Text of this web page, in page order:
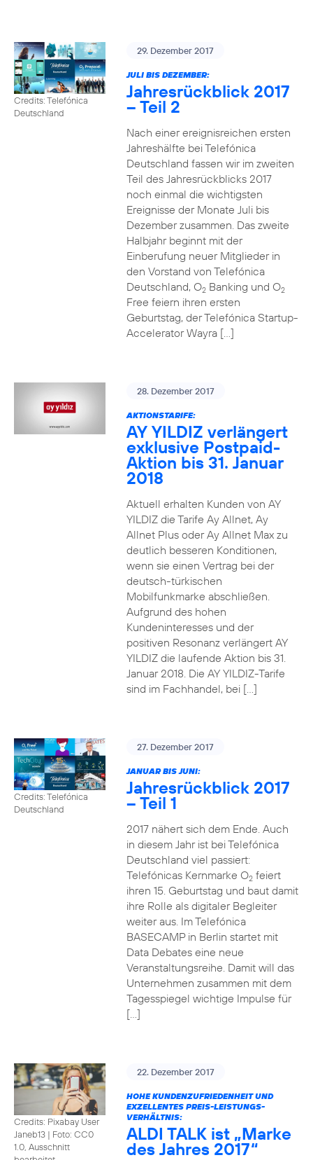
Credits: Telefónica
Deutschland
29. Dezember 2017
JULI BIS DEZEMBER:
Jahresrückblick 2017
– Teil 2
Nach einer ereignisreichen ersten
Jahreshälfte bei Telefónica
Deutschland fassen wir im zweiten
Teil des Jahresrückblicks 2017
noch einmal die wichtigsten
Ereignisse der Monate Juli bis
Dezember zusammen. Das zweite
Halbjahr beginnt mit der
Einberufung neuer Mitglieder in
den Vorstand von Telefónica
Deutschland, O2Banking und O2
Free feiern ihren ersten
Geburtstag, der Telefónica Startup-
Accelerator Wayra […]
28. Dezember 2017
AKTIONSTARIFE:
AY YILDIZ verlängert
exklusive Postpaid-
Aktion bis 31. Januar
2018
Aktuell erhalten Kunden von AY
YILDIZ die Tarife Ay Allnet, Ay
Allnet Plus oder Ay Allnet Max zu
deutlich besseren Konditionen,
wenn sie einen Vertrag bei der
deutsch-türkischen
Mobilfunkmarke abschließen.
Aufgrund des hohen
Kundeninteresses und der
positiven Resonanz verlängert AY
YILDIZ die laufende Aktion bis 31.
Januar 2018. Die AY YILDIZ-Tarife
sind im Fachhandel, bei […]
Credits: Telefónica
Deutschland
27. Dezember 2017
JANUAR BIS JUNI:
Jahresrückblick 2017
– Teil 1
2017 nähert sich dem Ende. Auch
in diesem Jahr ist bei Telefónica
Deutschland viel passiert:
Telefónicas Kernmarke O2feiert
ihren 15. Geburtstag und baut damit
ihre Rolle als digitaler Begleiter
weiter aus. Im Telefónica
BASECAMP in Berlin startet mit
Data Debates eine neue
Veranstaltungsreihe. Damit will das
Unternehmen zusammen mit dem
Tagesspiegel wichtige Impulse für
[…]
Credits: Pixabay User
Janeb13 | Foto: CC0
1.0, Ausschnitt
22. Dezember 2017
HOHE KUNDENZUFRIEDENHEIT UND
EXZELLENTES PREIS-LEISTUNGS-
VERHÄLTNIS:
ALDI TALK ist „Marke
des Jahres 2017“